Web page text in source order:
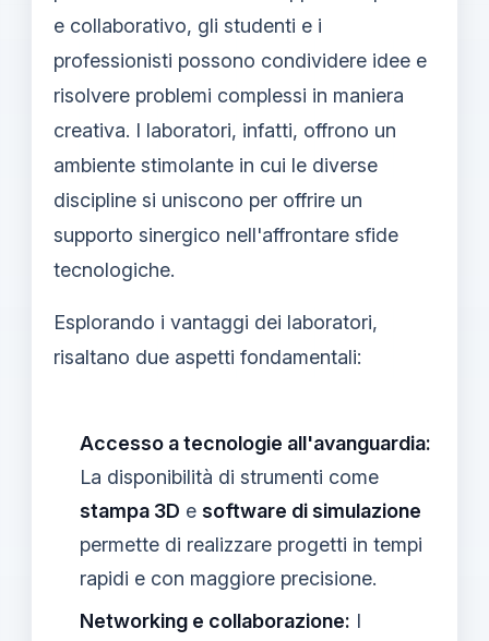
e collaborativo, gli studenti e i
professionisti possono condividere idee e
risolvere problemi complessi in maniera
creativa. I laboratori, infatti, offrono un
ambiente stimolante in cui le diverse
discipline si uniscono per offrire un
supporto sinergico nell'affrontare sfide
tecnologiche.
Esplorando i vantaggi dei laboratori,
risaltano due aspetti fondamentali:
Accesso a tecnologie all'avanguardia:
La disponibilità di strumenti come
stampa 3D e software di simulazione
permette di realizzare progetti in tempi
rapidi e con maggiore precisione.
Networking e collaborazione: I